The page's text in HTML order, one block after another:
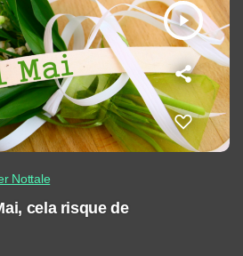
play_arrow
Nottale
cela risque de